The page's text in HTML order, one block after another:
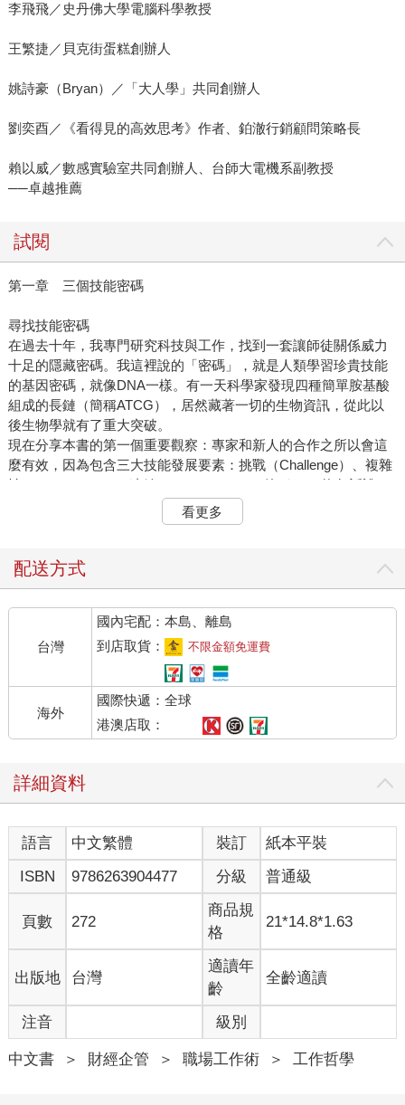
李飛飛／史丹佛大學電腦科學教授
王繁捷／貝克街蛋糕創辦人
姚詩豪（Bryan）／「大人學」共同創辦人
劉奕酉／《看得見的高效思考》作者、鉑澈行銷顧問策略長
賴以威／數感實驗室共同創辦人、台師大電機系副教授
──卓越推薦
試閱
第一章 三個技能密碼
尋找技能密碼
在過去十年，我專門研究科技與工作，找到一套讓師徒關係威力
十足的隱藏密碼。我這裡說的「密碼」，就是人類學習珍貴技能
的基因密碼，就像DNA一樣。有一天科學家發現四種簡單胺基酸
組成的長鏈（簡稱ATCG），居然藏著一切的生物資訊，從此以
後生物學就有了重大突破。
現在分享本書的第一個重要觀察：專家和新人的合作之所以會這
麼有效，因為包含三大技能發展要素：挑戰（Challenge）、複雜
性（Complexity）、連結（Connection），簡稱3C。換句話說，
分別是挑戰極限、掌握大局，以及建立信任與尊重。這是學習寶
貴技能的基本條件，就像遺傳學中的四種胺基酸一樣重要。
的起點，認識這三大要素，也只是技能研究的開始。接下來你還
養出來的技能才會扎實。有時候這剛好遵循我們熟悉的順序，感
覺技能發展就應該這樣進行；但是世界一直在變化，新的方法正
在崛起，傳統的方法正在沒落。更何況世上並沒有一種通用方
法，適合所有的人、職業和組織。
因此，探索這套技能密碼，不僅能復刻十六萬年歷史的學習系
統，還能在這個目眩神迷的現代世界，找到健全的技能培養方
式，妥善保存下來，因為技能密碼有一個特點，就是不受工具或
職業的限制。這裡帶出本書的第二個重要觀察：如果這些知識不
式，正在不知不覺傷害人類的能力。
潛在的威脅：追求生產力，卻打斷技能的核心
現在許多職場因為科技的介入，硬生生隔開資淺員工與資深員
工，也就是新人和專家。我們拚命追求生產力，卻打亂技能密碼
的核心，但是挑戰、複雜性和連結三者缺一不可。如果這些元素
不完整，未來我們該如何學習與智慧機器共事？
大家經常問我：「機器人會不會搶走人類的工作？」答案很簡
單：「會。」目前最完整的研究顯示，企業每添購一台機器人，
大約會取代三到六個工作機會。然而，有一個問題比失業更重
要：有多少工作，又有哪些工作正在改變？有一項長達四十多年
的研究，最後只發現一個規律，每當人類採用自動化或新技術，
並沒有太多的工作消失。放到整體經濟來看，這些消失的工作根
本微不足道，可能也就幾萬個而已。但是有更多工作因應新技術
進行調整，這個數字恐怕是數千萬，甚至是幾億。因此這些人都
看更多
配送方式
台灣
國內宅配：本島、離島
到店取貨：
不限金額免運費
海外
國際快遞：全球
港澳店取：
詳細資料
語言 中文繁體 裝訂
紙本平裝
ISBN
9786263904477 分級 普通級
頁數 272
商品規
格
21*14.8*1.63
出版地 台灣
適讀年
齡
全齡適讀
注音 級別
中文書 ＞ 財經企管 ＞ 職場工作術 ＞ 工作哲學